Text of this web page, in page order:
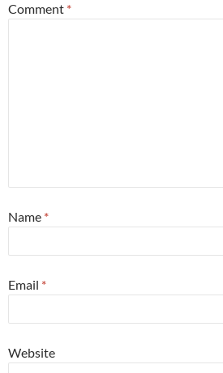
Comment *
Name *
Email *
Website